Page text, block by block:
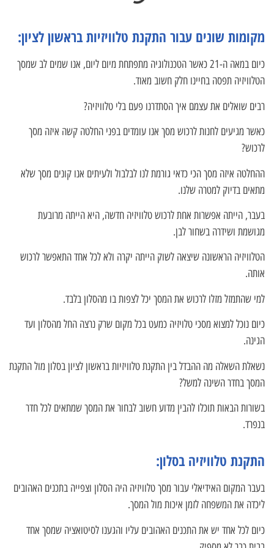
מקומות שונים עבור התקנת טלוויזיות בראשון לציון:
כיום במאה ה-21 כאשר הטכנולוגיה מתפתחת מיום ליום, אנו שמים לב שמסך
הטלוויזיה תפסה בחיינו חלק חשוב מאוד.
רבים שואלים את עצמם איך הסתדרנו פעם בלי טלוויזיה?
כאשר מגיעים לחנות לרכוש מסך אנו עומדים בפני החלטה קשה איזה מסך
לרכוש?
ההחלטה איזה מסך הכי כדאי גורמת לנו לבלבול ולעיתים אנו קונים מסך שלא
מתאים בדיוק למטרה שלנו.
בעבר, הייתה אפשרות אחת לרכוש טלוויזיה חדשה, היא הייתה מרובעת
מגושמת ושידרה בשחור לבן.
הטלוויזיה הראשונה שיצאה לשוק הייתה יקרה ולא לכל אחד התאפשר לרכוש
אותה.
למי שהתמזל מזלו לרכוש את המסך יכל לצפות בו מהסלון בלבד.
כיום נוכל למצוא מסכי טלויזיה כמעט בכל מקום שרק נרצה החל מהסלון ועד
הגינה.
נשאלת השאלה מה ההבדל בין התקנת טלוויזיות בראשון לציון בסלון מול התקנת
המסך בחדר השינה למשל?
בשורות הבאות תוכלו להבין מדוע חשוב לבחור את המסך שמתאים לכל חדר
בנפרד.
התקנת טלוויזיה בסלון:
בעבר המקום האידיאלי עבור מסך טלוויזיה היה הסלון וצפייה בתכנים האהובים
ליכדה את המשפחה לזמן איכות מול המסך.
כיום לכל אחד יש את התכנים האהובים עליו והגענו לסיטואציה שמסך אחד